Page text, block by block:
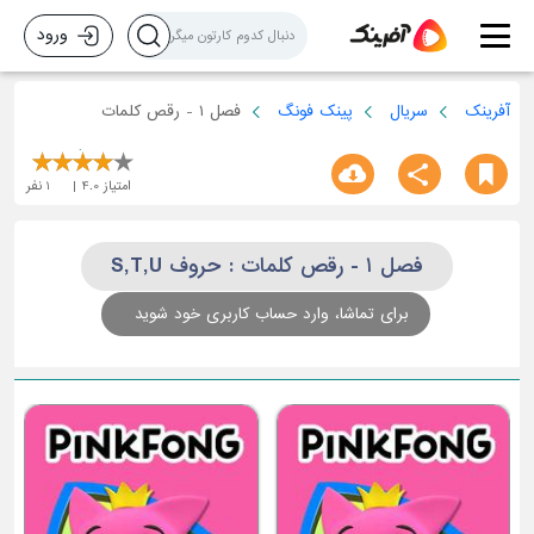
ورود
آفرینک سریال پینک فونگ فصل ۱ - رقص کلمات
امتیاز 4.0
1 نفر
فصل ۱ - رقص کلمات : حروف S,T,U
برای تماشا، وارد حساب کاربری خود شوید